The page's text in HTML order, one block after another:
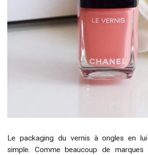
Le packaging du vernis à ongles en
simple. Comme beaucoup de